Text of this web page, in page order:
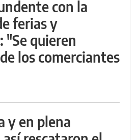
con la
ferias y
"Se quieren
los comerciantes
y en plena